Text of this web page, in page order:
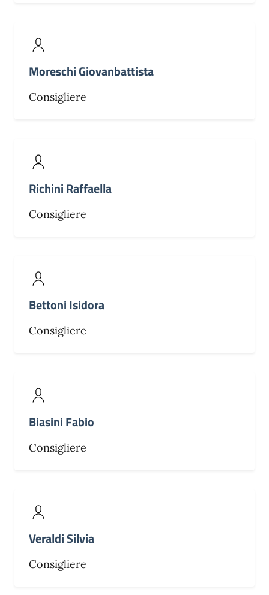
Moreschi Giovanbattista
Consigliere
Richini Raffaella
Consigliere
Bettoni Isidora
Consigliere
Biasini Fabio
Consigliere
Veraldi Silvia
Consigliere